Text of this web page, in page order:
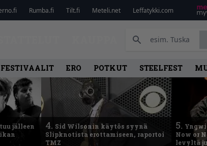
Rumba.fi Tilt.fi Meteli.net Leffatykki.com
FESTIVAALIT ERO POTKUT STEELFEST
jälleen
4. Sid Wilsonin käytös syynä
Slipknotista erottamiseen, raportoi
TMZ
5.
Now or
levyltä